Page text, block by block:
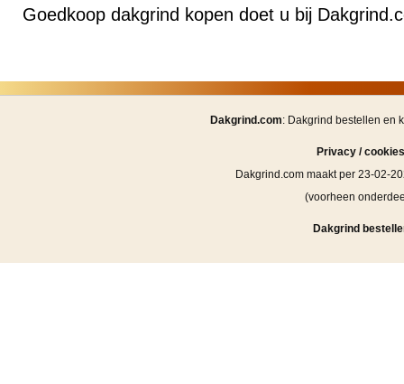
Goedkoop dakgrind kopen doet u bij
Dakgrind.com: Dakgrind bestellen en
Privacy / cookies
Dakgrind.com maakt per 23-02-
(voorheen
Dakgrind